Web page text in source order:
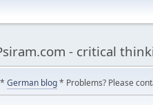
- critical
* German blog* Problems? Please